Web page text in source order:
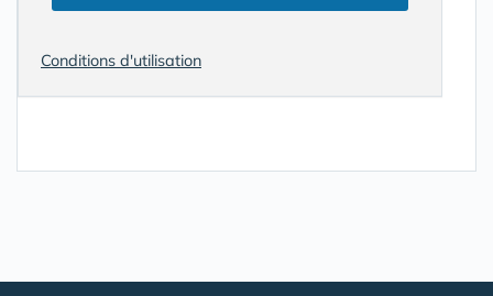
Conditions d'utilisation